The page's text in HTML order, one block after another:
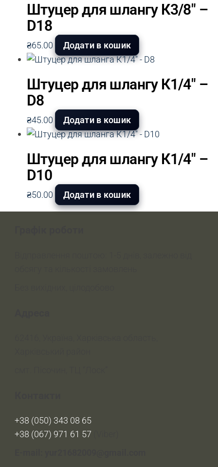
Штуцер для шлангу К3/8″ –
D18
₴65.00 Додати в кошик
Штуцер для шлангу К1/4″ –
D8
₴45.00 Додати в кошик
Штуцер для шлангу К1/4″ –
D10
₴50.00 Додати в кошик
+38 (050) 343 08 65
+38 (067) 971 61 57